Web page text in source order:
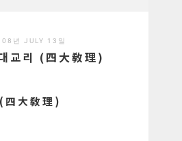
년 JULY 13일
교리 (四大敎理)
四大敎理)